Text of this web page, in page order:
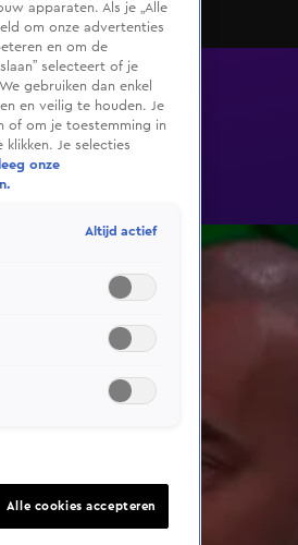
apparaten. Als je „Alle
om onze advertenties
en om de
selecteert of je
gebruiken dan enkel
en veilig te houden. Je
of om je toestemming in
Je selecties
onze
Altijd actief
Alle cookies accepteren